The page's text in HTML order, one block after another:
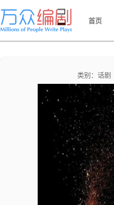
首页
类别：话剧